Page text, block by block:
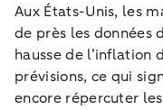
Aux États-Unis, les
de près les données
hausse de l’inflation
prévisions, ce qui
encore répercuter